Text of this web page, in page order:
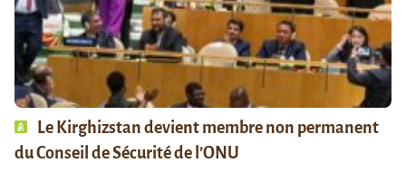
Le Kirghizstan devient membre non permanent
du Conseil de Sécurité de l’ONU